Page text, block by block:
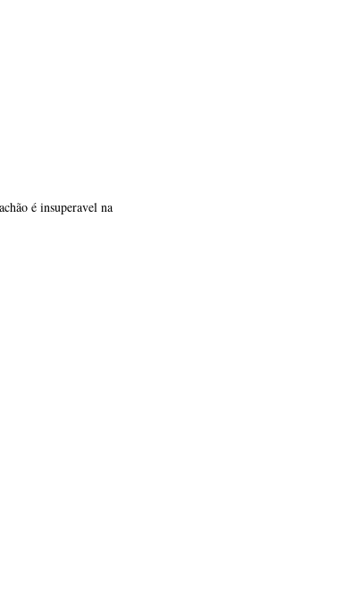
é insuperavel na